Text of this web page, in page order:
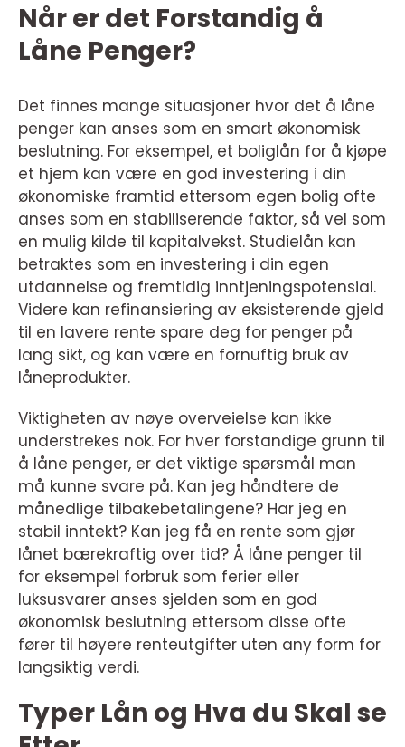
Når er det Forstandig å
Låne Penger?
Det finnes mange situasjoner hvor det å låne
penger kan anses som en smart økonomisk
beslutning. For eksempel, et boliglån for å kjøpe
et hjem kan være en god investering i din
økonomiske framtid ettersom egen bolig ofte
anses som en stabiliserende faktor, så vel som
en mulig kilde til kapitalvekst. Studielån kan
betraktes som en investering i din egen
utdannelse og fremtidig inntjeningspotensial.
Videre kan refinansiering av eksisterende gjeld
til en lavere rente spare deg for penger på
lang sikt, og kan være en fornuftig bruk av
låneprodukter.
Viktigheten av nøye overveielse kan ikke
understrekes nok. For hver forstandige grunn til
å låne penger, er det viktige spørsmål man
må kunne svare på. Kan jeg håndtere de
månedlige tilbakebetalingene? Har jeg en
stabil inntekt? Kan jeg få en rente som gjør
lånet bærekraftig over tid? Å låne penger til
for eksempel forbruk som ferier eller
luksusvarer anses sjelden som en god
økonomisk beslutning ettersom disse ofte
fører til høyere renteutgifter uten any form for
langsiktig verdi.
Typer Lån og Hva du Skal se